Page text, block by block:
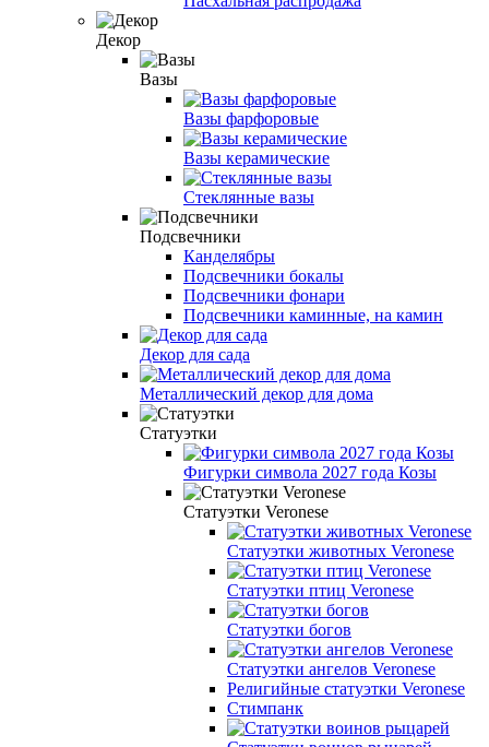
Декор
Вазы
Вазы фарфоровые
Вазы керамические
Стеклянные вазы
Подсвечники
Канделябры
Подсвечники бокалы
Подсвечники фонари
Подсвечники каминные, на камин
Декор для сада
Металлический декор для дома
Статуэтки
Фигурки символа 2027 года Козы
Статуэтки Veronese
Статуэтки животных Veronese
Статуэтки птиц Veronese
Статуэтки богов
Статуэтки ангелов Veronese
Религийные статуэтки Veronese
Стимпанк